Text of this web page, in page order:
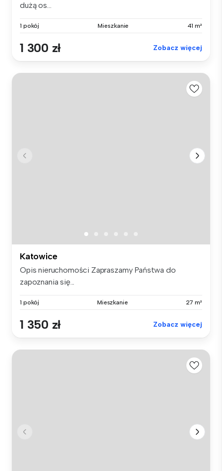
dużą os...
1 pokój Mieszkanie 41 m²
1 300 zł Zobacz więcej
Katowice
Opis nieruchomości Zapraszamy Państwa do
zapoznania się...
1 pokój Mieszkanie 27 m²
1 350 zł Zobacz więcej